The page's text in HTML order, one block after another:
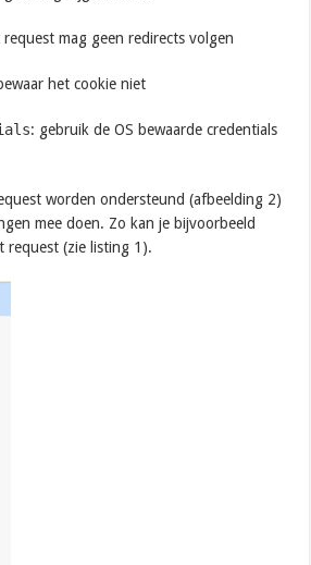
request mag geen redirects volgen
het cookie niet
: gebruik de OS bewaarde credentials
worden ondersteund (afbeelding 2)
mee doen. Zo kan je bijvoorbeeld
request (zie listing 1).